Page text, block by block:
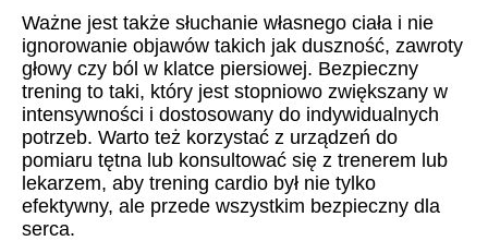
Ważne jest także słuchanie własnego ciała i nie
ignorowanie objawów takich jak duszność, zawroty
głowy czy ból w klatce piersiowej. Bezpieczny
trening to taki, który jest stopniowo zwiększany w
intensywności i dostosowany do indywidualnych
potrzeb. Warto też korzystać z urządzeń do
pomiaru tętna lub konsultować się z trenerem lub
lekarzem, aby trening cardio był nie tylko
efektywny, ale przede wszystkim bezpieczny dla
serca.